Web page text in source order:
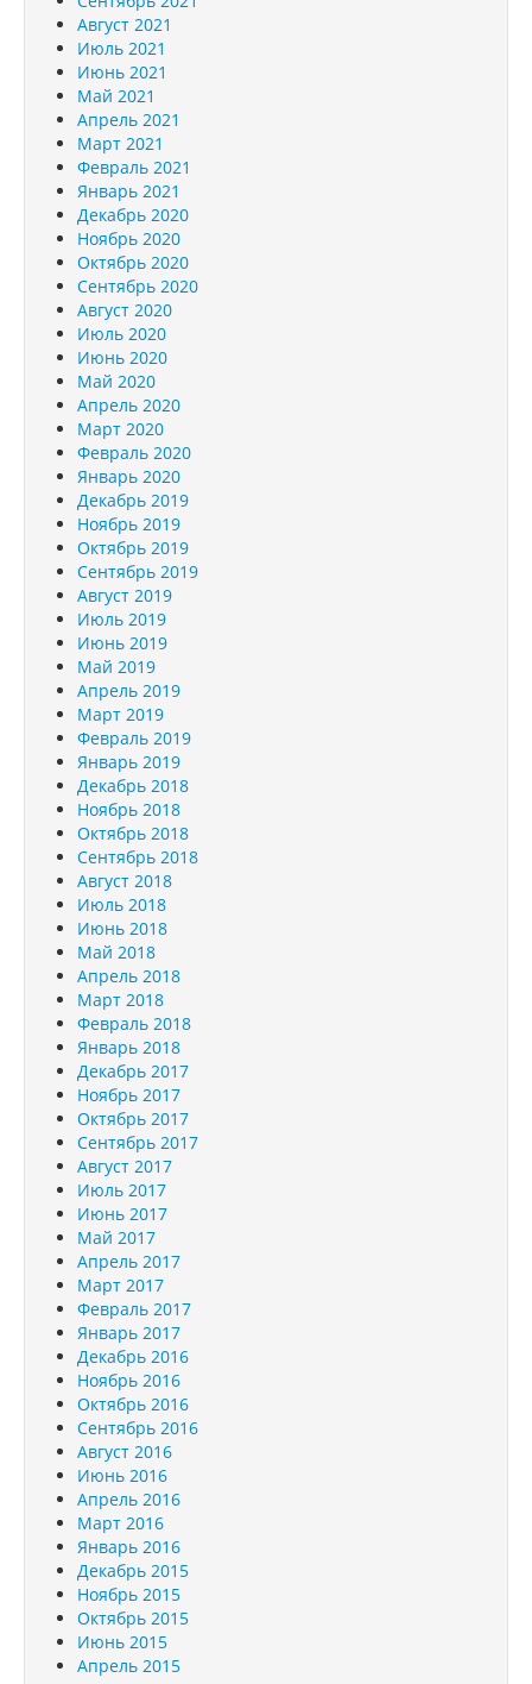
Август 2021
Июль 2021
Июнь 2021
Май 2021
Апрель 2021
Март 2021
Февраль 2021
Январь 2021
Декабрь 2020
Ноябрь 2020
Октябрь 2020
Сентябрь 2020
Август 2020
Июль 2020
Июнь 2020
Май 2020
Апрель 2020
Март 2020
Февраль 2020
Январь 2020
Декабрь 2019
Ноябрь 2019
Октябрь 2019
Сентябрь 2019
Август 2019
Июль 2019
Июнь 2019
Май 2019
Апрель 2019
Март 2019
Февраль 2019
Январь 2019
Декабрь 2018
Ноябрь 2018
Октябрь 2018
Сентябрь 2018
Август 2018
Июль 2018
Июнь 2018
Май 2018
Апрель 2018
Март 2018
Февраль 2018
Январь 2018
Декабрь 2017
Ноябрь 2017
Октябрь 2017
Сентябрь 2017
Август 2017
Июль 2017
Июнь 2017
Май 2017
Апрель 2017
Март 2017
Февраль 2017
Январь 2017
Декабрь 2016
Ноябрь 2016
Октябрь 2016
Сентябрь 2016
Август 2016
Июнь 2016
Апрель 2016
Март 2016
Январь 2016
Декабрь 2015
Ноябрь 2015
Октябрь 2015
Июнь 2015
Апрель 2015